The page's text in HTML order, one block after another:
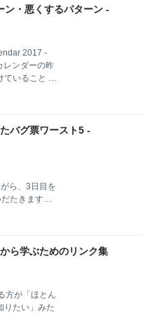
開発の仕事が
移るのは難し
ジを見つけた
アのためのホ
Inc. その
、清水さん
に残っている
です。当時
sp2/in
ン・悪くするパターン -
2017 -
レンダーの昨
ていること -
んでみてく
いていきま
に（少なくと
。例えば私
開発部門の
たり、一緒に
評価、不具合
する しか
バグ票ワースト5 -
ら、3日目を
たきます。
「市場バグ
記事で、次
アに「は？」
す。 テスト
いずれにせよ
ら学ぶためのリンク集
方が「ほとん
りたい」みた